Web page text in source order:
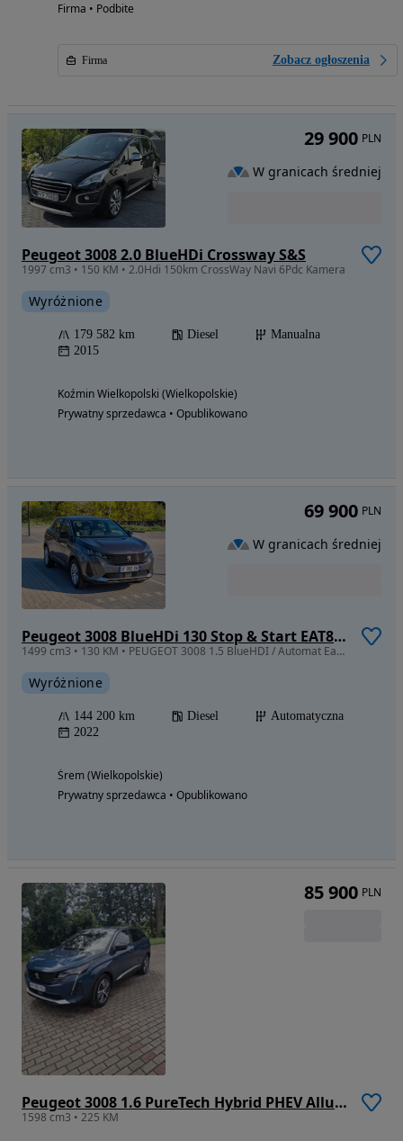
Firma • Podbite
Firma Zobacz ogłoszenia
Peugeot 3008 2.0 BlueHDi Crossway S&S
1997 cm3 • 150 KM • 2.0Hdi 150km CrossWay Navi 6Pdc Kamera
Wyróżnione
179 582 km Diesel
Manualna
2015
Koźmin Wielkopolski (Wielkopolskie)
Prywatny sprzedawca • Opublikowano
29 900 PLN
W granicach średniej
Peugeot 3008 BlueHDi 130 Stop & Start EAT8 Active Business-Paket
1499 cm3 • 130 KM • PEUGEOT 3008 1.5 BlueHDI / Automat Eat8 / Ledy
Wyróżnione
144 200 km Diesel
Automatyczna
2022
Śrem (Wielkopolskie)
Prywatny sprzedawca • Opublikowano
69 900 PLN
W granicach średniej
Peugeot 3008 1.6 PureTech Hybrid PHEV Allure S&S EAT8
1598 cm3 • 225 KM
85 900 PLN